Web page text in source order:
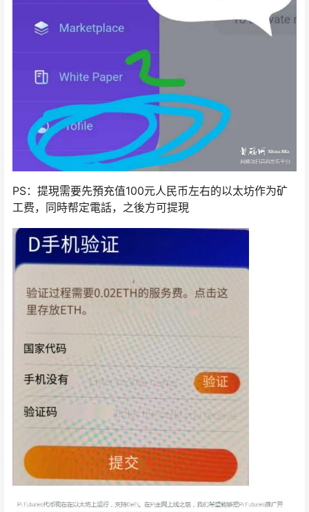
PS：提現需要先預充值100元人民币左右的以太坊作为矿
工费，同時帮定電話，之後方可提現